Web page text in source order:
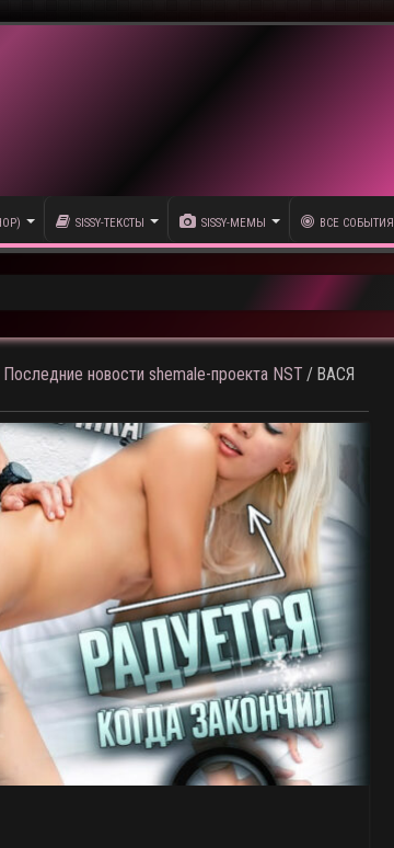
SISSY-ТЕКСТЫ SISSY-МЕМЫ ВСЕ СОБЫТИЯ
Последние новости shemale-проекта NST / ВАСЯ